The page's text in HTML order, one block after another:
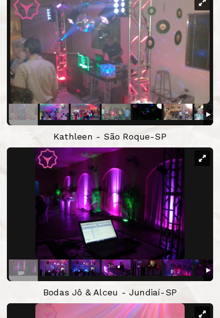
Kathleen - São Roque-SP
Bodas Jô & Alceu - Jundiaí-SP